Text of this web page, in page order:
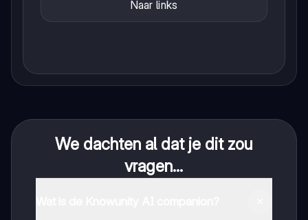
Naar links
We dachten al dat je dit zou
vragen...